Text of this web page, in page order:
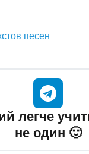
песен
легче
не один 🙂